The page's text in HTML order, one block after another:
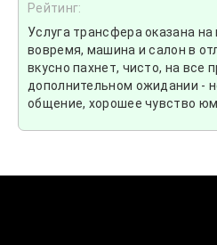
Рейтинг:
Услуга трансфера оказана
вовремя, машина и салон в
вкусно пахнет, чисто, на все
дополнительном ожидании -
общение, хорошее чувство